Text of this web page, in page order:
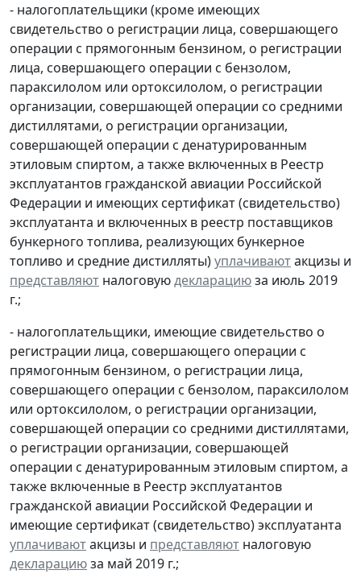
- налогоплательщики (кроме имеющих
свидетельство о регистрации лица, совершающего
операции с прямогонным бензином, о регистрации
лица, совершающего операции с бензолом,
параксилолом или ортоксилолом, о регистрации
организации, совершающей операции со средними
дистиллятами, о регистрации организации,
совершающей операции с денатурированным
этиловым спиртом, а также включенных в Реестр
эксплуатантов гражданской авиации Российской
Федерации и имеющих сертификат (свидетельство)
эксплуатанта и включенных в реестр поставщиков
бункерного топлива, реализующих бункерное
топливо и средние дистилляты)уплачиваютакцизы и
представляют налоговуюдекларациюза июль 2019
г.;
- налогоплательщики, имеющие свидетельство о
регистрации лица, совершающего операции с
прямогонным бензином, о регистрации лица,
совершающего операции с бензолом, параксилолом
или ортоксилолом, о регистрации организации,
совершающей операции со средними дистиллятами,
о регистрации организации, совершающей
операции с денатурированным этиловым спиртом, а
также включенные в Реестр эксплуатантов
гражданской авиации Российской Федерации и
имеющие сертификат (свидетельство) эксплуатанта
уплачиваютакцизы и представляют налоговую
декларациюза май 2019 г.;